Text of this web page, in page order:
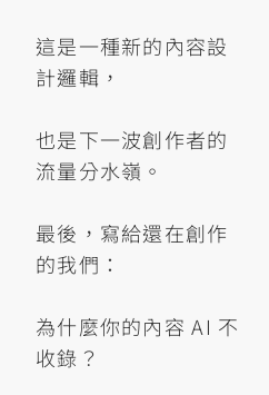
這是一種新的內容設
計邏輯，
也是下一波創作者的
流量分水嶺。
最後，寫給還在創作
的我們：
為什麼你的內容 AI 不
收錄？